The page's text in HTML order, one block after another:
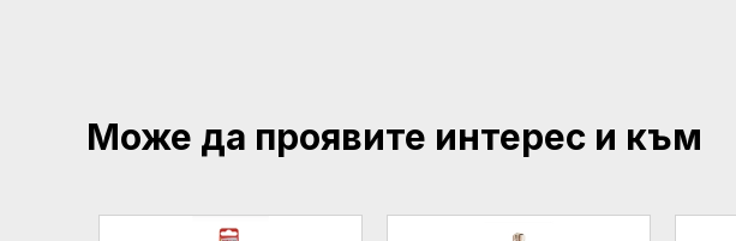
Може да проявите интерес и към